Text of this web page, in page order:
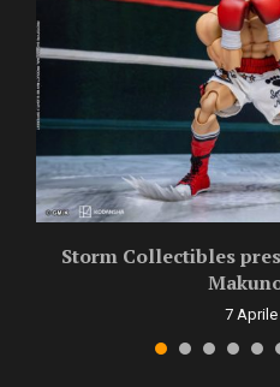
Storm Collectibles
7 Aprile